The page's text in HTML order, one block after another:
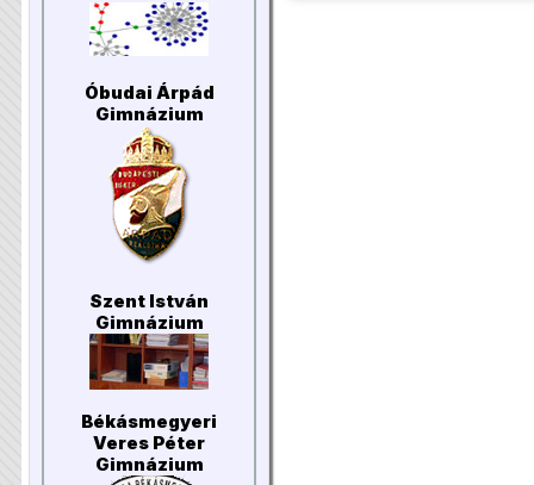
Óbudai Árpád
Gimnázium
Szent István
Gimnázium
Békásmegyeri
Veres Péter
Gimnázium